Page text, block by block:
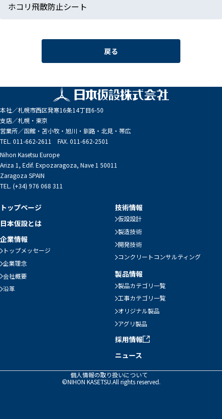
ホコリ飛散防止シート
戻る
本社／札幌市西区発寒16条14丁目6-50
支店／札幌・東京
営業所／函館・苫小牧・旭川・釧路・北見・帯広
TEL. 011-662-2611 FAX. 011-662-2501
Nihon Kasetsu Europe
Ariza 1, Edif. Expozaragoza, Nave 1 50011
Zaragoza SPAIN
TEL. (+34) 976 068 311
トップページ
日本仮設とは
企業情報
トップメッセージ
企業理念
会社概要
沿革
技術情報
仮設設計
製造技術
開発技術
コンクリートコンサルティング
製品情報
製品カテゴリ一覧
工事カテゴリ一覧
オリジナル製品
アグリ製品
採用情報
ニュース
個人情報の取り扱いについて
©NIHON KASETSU.All rights reserved.